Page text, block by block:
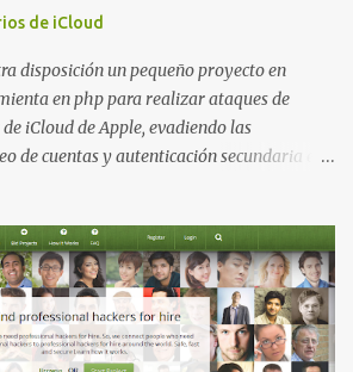
de iCloud
disposición un pequeño proyecto en
en php para realizar ataques de
iCloud de Apple, evadiendo las
de cuentas y autenticación secundaria en
en tu SO. No olvides también habilitar
la siguiente línea en tu fichero
Después ve a http://127.0.0.1/iDict/
Firefox , Chrome o Safari ) .
y satisface los requisitos de contraseña